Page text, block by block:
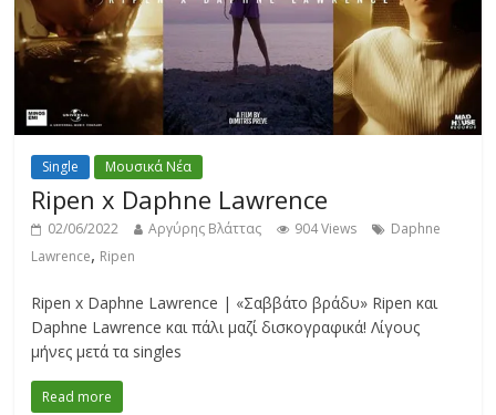
Single Μουσικά Νέα
Ripen x Daphne Lawrence
02/06/2022 Αργύρης Βλάττας 904 Views
Daphne
Lawrence, Ripen
Ripen x Daphne Lawrence | «Σαββάτο βράδυ» Ripen και
Daphne Lawrence και πάλι μαζί δισκογραφικά! Λίγους
μήνες μετά τα singles
Read more